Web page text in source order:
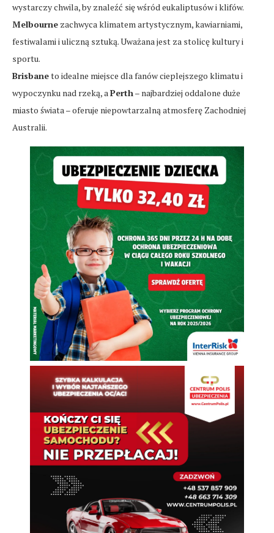
wystarczy chwila, by znaleźć się wśród eukaliptusów i klifów.
Melbourne zachwyca klimatem artystycznym, kawiarniami,
festiwalami i uliczną sztuką. Uważana jest za stolicę kultury i
sportu.
Brisbaneto idealne miejsce dla fanów cieplejszego klimatu i
wypoczynku nad rzeką, aPerth– najbardziej oddalone duże
miasto świata – oferuje niepowtarzalną atmosferę Zachodniej
Australii.